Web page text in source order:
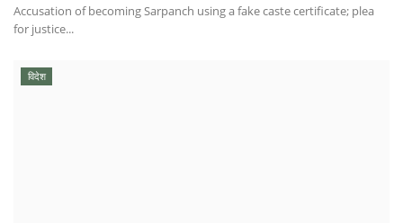
Accusation of becoming Sarpanch using a fake caste certificate; plea
for justice...
विदेश